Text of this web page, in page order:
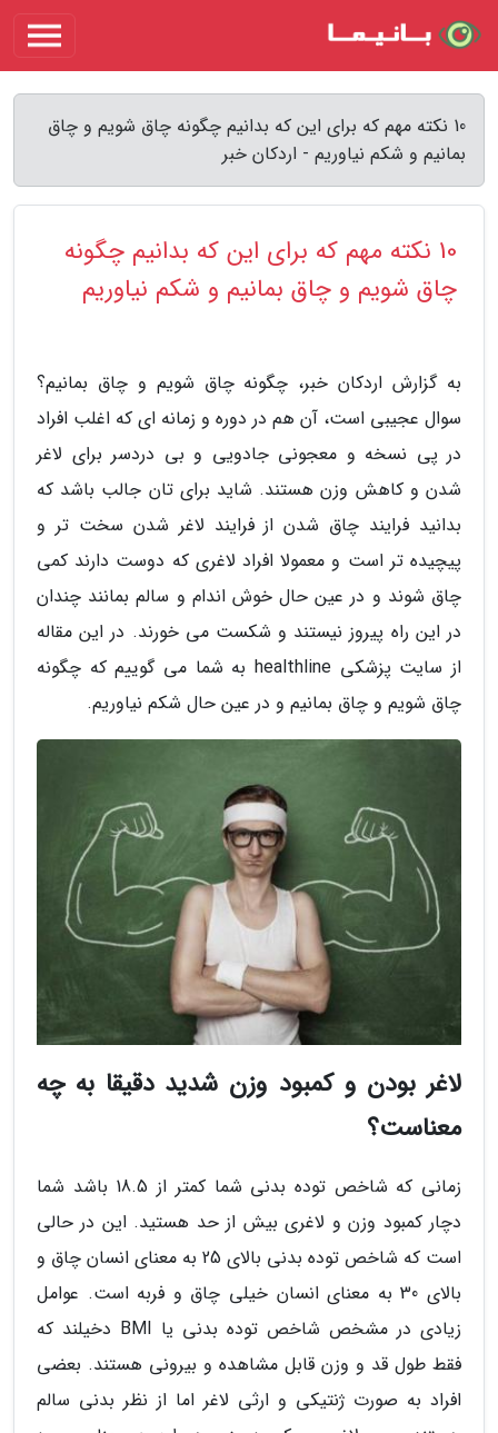
10 نکته مهم که برای این که بدانیم چگونه چاق شویم و چاق
بمانیم و شکم نیاوریم - اردکان خبر
10 نکته مهم که برای این که بدانیم چگونه
چاق شویم و چاق بمانیم و شکم نیاوریم
به گزارش اردکان خبر، چگونه چاق شویم و چاق بمانیم؟
سوال عجیبی است، آن هم در دوره و زمانه ای که اغلب افراد
در پی نسخه و معجونی جادویی و بی دردسر برای لاغر
شدن و کاهش وزن هستند. شاید برای تان جالب باشد که
بدانید فرایند چاق شدن از فرایند لاغر شدن سخت تر و
پیچیده تر است و معمولا افراد لاغری که دوست دارند کمی
چاق شوند و در عین حال خوش اندام و سالم بمانند چندان
در این راه پیروز نیستند و شکست می خورند. در این مقاله
از سایت پزشکی healthline به شما می گوییم که چگونه
چاق شویم و چاق بمانیم و در عین حال شکم نیاوریم.
لاغر بودن و کمبود وزن شدید دقیقا به چه
معناست؟
زمانی که شاخص توده بدنی شما کمتر از 18.5 باشد شما
دچار کمبود وزن و لاغری بیش از حد هستید. این در حالی
است که شاخص توده بدنی بالای 25 به معنای انسان چاق و
بالای 30 به معنای انسان خیلی چاق و فربه است. عوامل
زیادی در مشخص شاخص توده بدنی یا BMI دخیلند که
فقط طول قد و وزن قابل مشاهده و بیرونی هستند. بعضی
افراد به صورت ژنتیکی و ارثی لاغر اما از نظر بدنی سالم